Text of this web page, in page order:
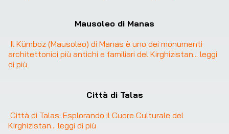
Mausoleo di Manas
Il Kümboz (Mausoleo) di Manas è uno dei monumenti
architettonici più antichi e familiari del Kirghizistan... leggi
di più
Città di Talas
Città di Talas: Esplorando il Cuore Culturale del
Kirghizistan... leggi di più